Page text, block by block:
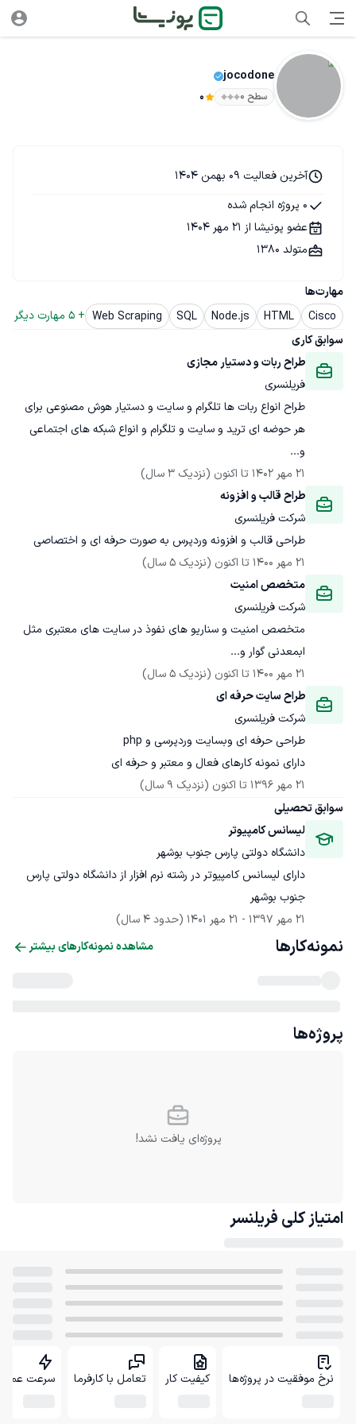
jocodone
سطح ۰ 0
مهارت‌ها
Cisco
HTML
Node.js
SQL
Web Scraping
+
5 مهارت دیگر
سوابق کاری
طراح ربات و دستیار مجازی
فریلنسری
طراح انواع ربات ها تلگرام و سایت و دستیار هوش مصنوعی برای
هر حوضه ای ترید و سایت و تلگرام و انواع شبکه های اجتماعی
و...
21 مهر 1402
تا اکنون (نزدیک 3 سال)
طراح قالب و افزونه
شرکت فریلنسری
طراحی قالب و افزونه وردپرس به صورت حرفه ای و اختصاصی
21 مهر 1400
تا اکنون (نزدیک 5 سال)
متخصص امنیت
شرکت فریلنسری
متخصص امنیت و سناریو های نفوذ در سایت های معتبری مثل
ابمعدنی گوار و...
21 مهر 1400
تا اکنون (نزدیک 5 سال)
طراح سایت حرفه ای
شرکت فریلنسری
دارای نمونه کارهای فعال و معتبر و حرفه ای
21 مهر 1396
تا اکنون (نزدیک 9 سال)
سوابق تحصیلی
لیسانس کامپیوتر
دانشگاه دولتی پارس جنوب بوشهر
دارای لیسانس کامپیوتر در رشته نرم افزار از دانشگاه دولتی پارس
جنوب بوشهر
21 مهر 1397
- 21 مهر 1401 (حدود 4 سال)
آخرین فعالیت 09 بهمن 1404
0 پروژه انجام شده
عضو پونیشا از 21 مهر 1404
متولد 1380
نمونه‌کارها مشاهده نمونه‌کارهای بیشتر
پروژه‌ها
پروژه‌ای یافت نشد!
امتیاز کلی فریلنسر
نرخ موفقیت در پروژه‌ها کیفیت کار تعامل با کارفرما سرعت عمل